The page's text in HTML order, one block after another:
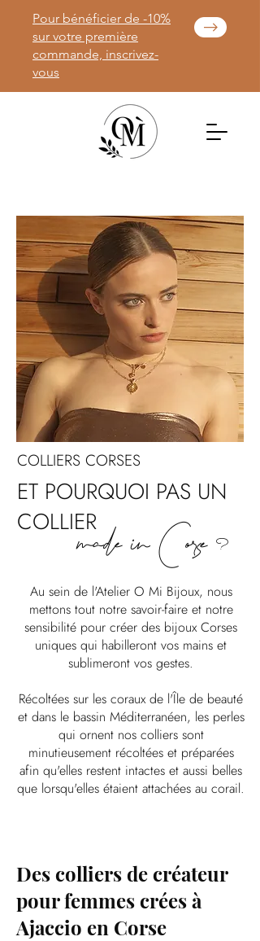
Pour bénéficier de -10%
sur votre première
commande, inscrivez-
vous
COLLIERS CORSES
ET POURQUOI PAS UN
COLLIER
made in Corse ?
Au sein de l'Atelier O Mi Bijoux, nous
mettons tout notre savoir-faire et notre
sensibilité pour créer des bijoux Corses
uniques qui habilleront vos mains et
sublimeront vos gestes.
Récoltées sur les coraux de l'Île de beauté
et dans le bassin Méditerranéen, les perles
qui ornent nos colliers sont
minutieusement récoltées et préparées
afin qu'elles restent intactes et aussi belles
que lorsqu'elles étaient attachées au corail.
Des colliers de créateur
pour femmes crées à
Ajaccio en Corse